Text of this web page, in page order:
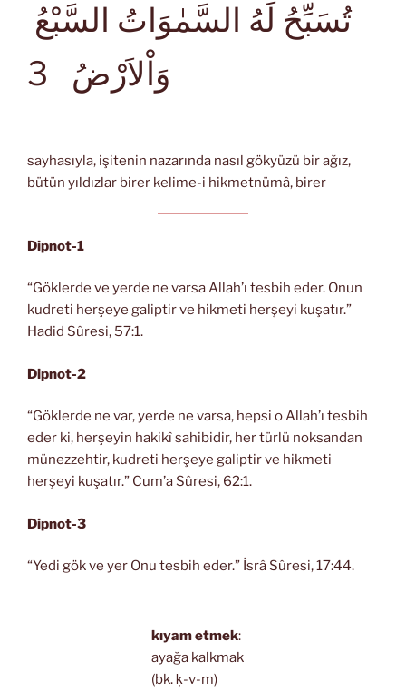
وَاْلاَرْضُ
sayhasıyla, işitenin nazarında nasıl gökyüzü bir ağız,
bütün yıldızlar birer kelime-i hikmetnümâ, birer
Dipnot-1
“Göklerde ve yerde ne varsa Allah’ı tesbih eder. Onun
kudreti herşeye galiptir ve hikmeti herşeyi kuşatır.”
Hadid Sûresi, 57:1.
Dipnot-2
“Göklerde ne var, yerde ne varsa, hepsi o Allah’ı tesbih
eder ki, herşeyin hakikî sahibidir, her türlü noksandan
münezzehtir, kudreti herşeye galiptir ve hikmeti
herşeyi kuşatır.” Cum’a Sûresi, 62:1.
Dipnot-3
“Yedi gök ve yer Onu tesbih eder.” İsrâ Sûresi, 17:44.
kıyam etmek:
ayağa kalkmak
(bk. ḳ-v-m)